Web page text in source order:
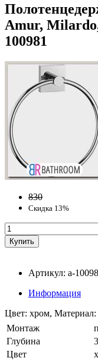
Amur,
100981
830
Скидка 13%
Артикул: a-
Информация
Цвет: хром, Материал:
Монтаж
Глубина
Цвет